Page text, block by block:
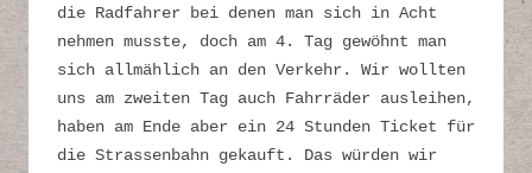
die Radfahrer bei denen man sich in Acht
nehmen musste, doch am 4. Tag gewöhnt man
sich allmählich an den Verkehr. Wir wollten
uns am zweiten Tag auch Fahrräder ausleihen,
haben am Ende aber ein 24 Stunden Ticket für
die Strassenbahn gekauft. Das würden wir